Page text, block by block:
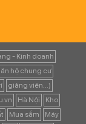
- Kinh doanh
hộ chung cư
giảng viên...)
Hà Nội
Kho
Mua sắm
Máy